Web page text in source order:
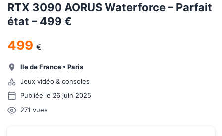
RTX 3090 AORUS Waterforce – Parfait
état – 499 €
499 €
Ile de France • Paris
Jeux vidéo & consoles
Publiée le 26 juin 2025
271 vues